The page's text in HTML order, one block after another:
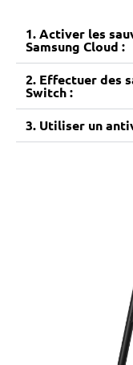
1. Activer les
Samsung Cloud :
2. Effectuer des
Switch :
3. Utiliser un